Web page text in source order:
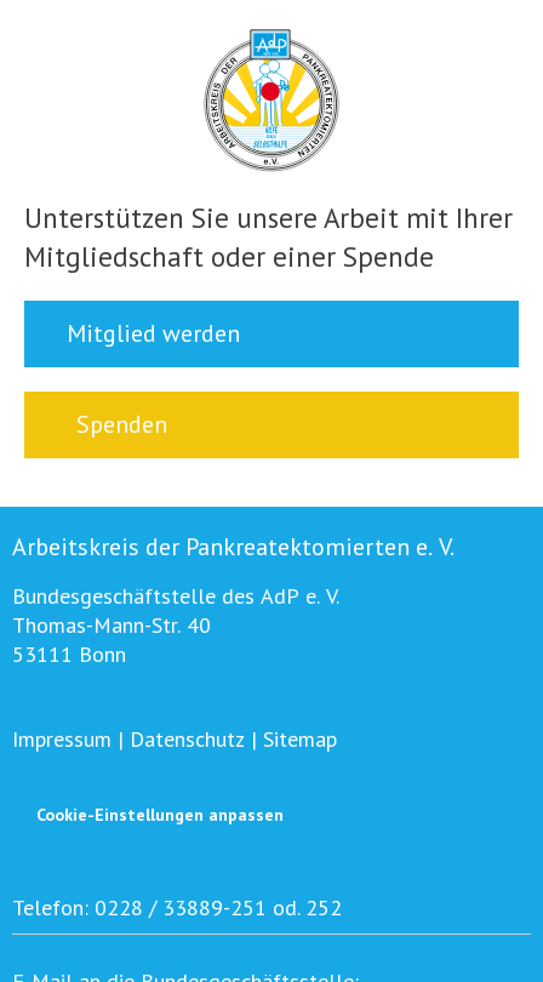
Unterstützen Sie unsere Arbeit mit Ihrer
Mitgliedschaft oder einer Spende
Mitglied werden
Spenden
Arbeitskreis der Pankreatektomierten e. V.
Bundesgeschäftstelle des AdP e. V.
Thomas-Mann-Str. 40
53111 Bonn
Impressum | Datenschutz | Sitemap
Cookie-Einstellungen anpassen
Telefon: 0228 / 33889-251 od. 252